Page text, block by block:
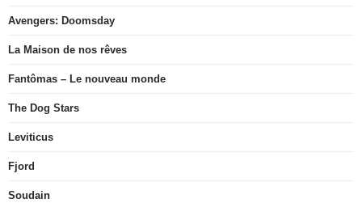
Avengers: Doomsday
La Maison de nos rêves
Fantômas – Le nouveau monde
The Dog Stars
Leviticus
Fjord
Soudain